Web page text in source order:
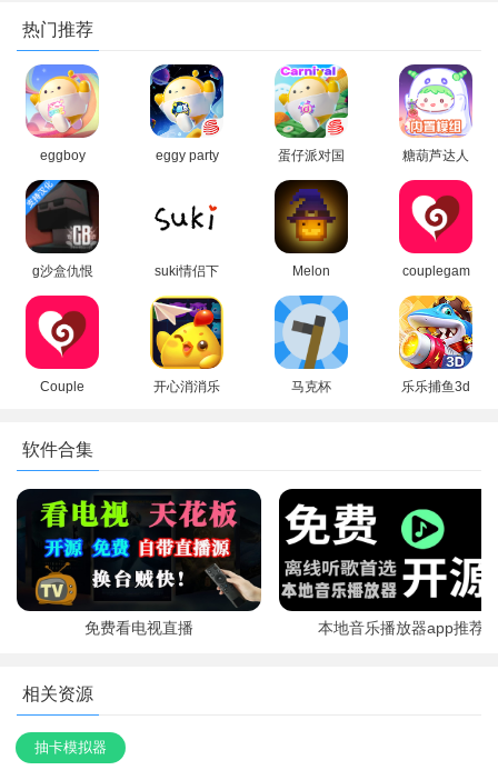
3、抽卡结束后会显示抽卡结果，除紫卡和橙卡外被恶搞设计
成立垃圾袋和香蕉；
5、大家还可给角色更换服装等，自定义角色的造型。
热门推荐
eggboy
party国际服
下载2026最
新版
eggy party
版
蛋仔派对国
际服Eggy
Party下载正
版
糖葫芦达人
正版游戏
2026下载
(Tanghulu
Master)
g沙盒仇恨
汉化版最新
版下载
(GoreBox)
suki情侣下
载最新版本
Melon
Sandbox甜
瓜游乐场国
际版下载
couplegam
e下载免费
版本
Couple
险游戏最新
版本2026
开心消消乐
马克杯
乐乐捕鱼3d
软件合集
免费看电视直播 本地音乐播放器app推荐
相关资源
抽卡模拟器